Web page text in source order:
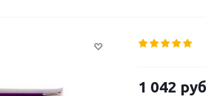
1 042